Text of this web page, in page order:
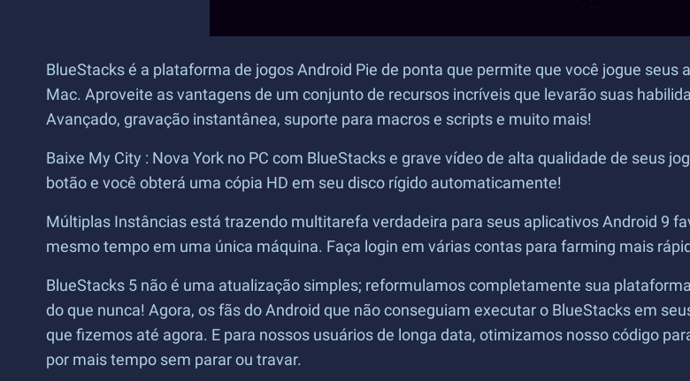
BlueStacks é a plataforma de jogos Android Pie de ponta que permite que você jogue
Mac. Aproveite as vantagens de um conjunto de recursos incríveis que levarão suas
Avançado, gravação instantânea, suporte para macros e scripts e muito mais!
Baixe My City : Nova York no PC com BlueStacks e grave vídeo de alta qualidade de seus
botão e você obterá uma cópia HD em seu disco rígido automaticamente!
Múltiplas Instâncias está trazendo multitarefa verdadeira para seus aplicativos Android 9
mesmo tempo em uma única máquina. Faça login em várias contas para farming mais
BlueStacks 5 não é uma atualização simples; reformulamos completamente sua
do que nunca! Agora, os fãs do Android que não conseguiam executar o BlueStacks em
que fizemos até agora. E para nossos usuários de longa data, otimizamos nosso código
por mais tempo sem parar ou travar.